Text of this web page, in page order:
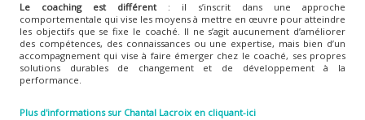
Le coaching est différent: il s’inscrit dans une approche
comportementale qui vise les moyens à mettre en œuvre pour atteindre
les objectifs que se fixe le coaché. Il ne s’agit aucunement d’améliorer
des compétences, des connaissances ou une expertise, mais bien d’un
accompagnement qui vise à faire émerger chez le coaché, ses propres
solutions durables de changement et de développement à la
performance.
Plus d'informations sur Chantal Lacroix en cliquant-ici